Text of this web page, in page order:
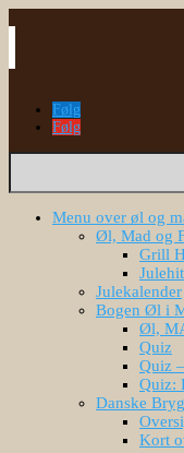
Følg
Følg
Søg
Menu over øl og
Øl, Mad og
Grill
Julekalender
Bogen Øl i
Øl,
Quiz
Quiz
Quiz:
Danske
Kort